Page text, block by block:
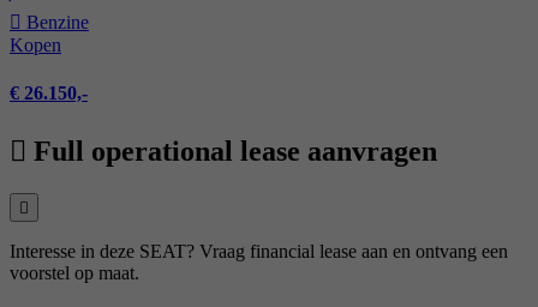
Benzine
Kopen
€ 26.150,-
Full operational lease aanvragen
Interesse in deze SEAT? Vraag financial lease aan en ontvang een
voorstel op maat.